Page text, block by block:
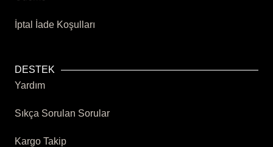
İptal İade Koşulları
DESTEK
Yardım
Sıkça Sorulan Sorular
Kargo Takip